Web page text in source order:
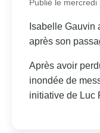
Publié le mercredi
Isabelle Gauvin
après son
Après avoir
inondée de
initiative de Luc